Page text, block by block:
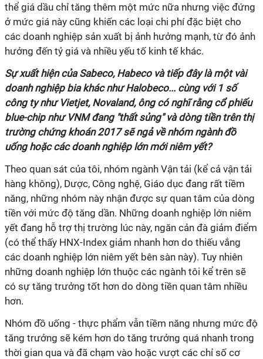
thể giá dầu chỉ tăng thêm một mức nữa nhưng việc đứng
ở mức giá này cũng khiến các loại chi phí đặc biệt cho
các doanh nghiệp sản xuất bị ảnh hưởng mạnh, từ đó ảnh
hưởng đến tỷ giá và nhiều yếu tố kinh tế khác.
Sự xuất hiện của Sabeco, Habeco và tiếp đây là một vài
doanh nghiệp bia khác như Halobeco... cùng với 1 số
công ty như Vietjet, Novaland, ông có nghĩ rằng cổ phiếu
blue-chip như VNM đang "thất sủng" và dòng tiền trên thị
trường chứng khoán 2017 sẽ ngả về nhóm ngành đồ
uống hoặc các doanh nghiệp lớn mới niêm yết?
Theo quan sát của tôi, nhóm ngành Vận tải (kể cả vận tải
hàng không), Dược, Công nghệ, Giáo dục đang rất tiềm
năng, những nhóm này nhận được sự quan tâm của dòng
tiền với mức độ tăng dần. Những doanh nghiệp lớn niêm
yết đang hỗ trợ thị trường lúc này, ngăn cản đà giảm điểm
(có thể thấy HNX-Index giảm nhanh hơn do thiếu vắng
các doanh nghiệp lớn niêm yết bên sàn này). Tuy nhiên
những doanh nghiệp lớn thuộc các ngành tôi kể trên sẽ
có sự tăng trưởng tốt hơn do dòng tiền quan tâm nhiều
hơn.
Nhóm đồ uống - thực phẩm vẫn tiềm năng nhưng mức độ
tăng trưởng sẽ kém hơn do tăng trưởng quá nhanh trong
thời gian qua và đã chạm vào hoặc vượt các chỉ số cơ